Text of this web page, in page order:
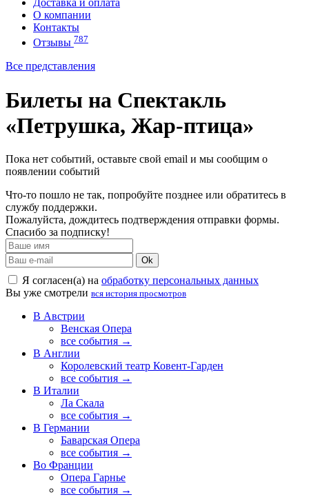
Доставка и оплата
О компании
Контакты
Отзывы 787
Все представления
Билеты на Спектакль
«Петрушка, Жар-птица»
Пока нет событий, оставьте свой email и мы сообщим о
появлении событий
Что-то пошло не так, попробуйте позднее или обратитесь в
службу поддержки.
Пожалуйста, дождитесь подтверждения отправки формы.
Спасибо за подписку!
Ok
Я согласен(а) на обработку персональных данных
Вы уже смотрели вся история просмотров
В Австрии
Венская Опера
все события →
В Англии
Королевский театр Ковент-Гарден
все события →
В Италии
Ла Скала
все события →
В Германии
Баварская Опера
все события →
Во Франции
Опера Гарнье
все события →